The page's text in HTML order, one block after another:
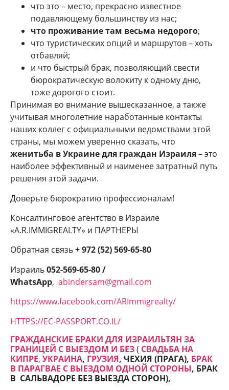
что это – место, прекрасно известное
подавляющему большинству из нас;
что проживание там весьма недорого;
что туристических опций и маршрутов – хоть
отбавляй;
и что быстрый брак, позволяющий свести
бюрократическую волокиту к одному дню,
тоже дорогого стоит.
Принимая во внимание вышесказанное, а также
учитывая многолетние наработанные контакты
наших коллег с официальными ведомствами этой
страны, мы можем уверенно сказать, что
женитьба в Украине для граждан Израиля– это
наиболее эффективный и наименее затратный путь
решения этой задачи.
Доверьте бюрократию профессионалам!
Консалтинговое агентство в Израиле
«A.R.IMMIGREALTY» и ПАРТНЕРЫ
Обратная связь+ 972 (52) 569-65-80
Израиль052-569-65-80 /
WhatsApp, abindersam@gmail.com
https://www.facebook.com/ARImmigrealty/
HTTPS://EC-PASSPORT.CO.IL/
ГРАЖДАНСКИЕ БРАКИ ДЛЯ ИЗРАИЛЬТЯН ЗА
ГРАНИЦЕЙ С ВЫЕЗДОМ И БЕЗ( СВАДЬБА НА
КИПРЕ, УКРАИНА, ГРУЗИЯ, ЧЕХИЯ (ПРАГА), БРАК
В ПАРАГВАЕ С ВЫЕЗДОМ ОДНОЙ СТОРОНЫ, БРАК
В САЛЬВАДОРЕ БЕЗ ВЫЕЗДА СТОРОН),